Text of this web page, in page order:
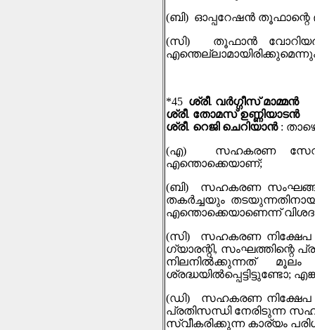
(ബി) ഓപ്പറേഷൻ തൂഫാന്റെ
(സി) തൂഫാൻ
*45 ശ്രീ. വർഗ്ഗീസ് മാമ്മൻ
ശ്രീ. തോമസ് ഉണ്ണിയാടൻ
ശ്രീ. റെജി ചെറിയാൻ :
(എ) സഹകരണ സേവന
എന്തൊക്കെയാണ്;
(ബി) സഹകരണ
തകർച്ചയും
എന്തൊക്കെയാണെന്ന്
(സി) സഹകരണ നിക്ഷേപ
ഗ്യാരന്റി, സംഘത്തിന്റെ
നിലനിൽക്കുന്നത്
ശ്രദ്ധയിൽപ്പെട്ടിട്ടുണ്ടോ;
(ഡി) സഹകരണ നിക്ഷേപ
പ്രതിസന്ധി നേരിടുന്ന
സ്വീകരിക്കുന്ന കാര്യം